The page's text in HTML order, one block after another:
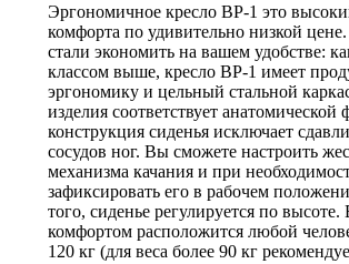
Эргономичное кресло BP-1 это
комфорта по удивительно низкой
стали экономить на вашем удобстве:
классом выше, кресло BP-1 имеет
эргономику и цельный стальной
изделия соответствует анатомической
конструкция сиденья исключает
сосудов ног. Вы сможете настроить
механизма качания и при
зафиксировать его в рабочем
того, сиденье регулируется по высоте.
комфортом расположится любой
120 кг (для веса более 90 кг